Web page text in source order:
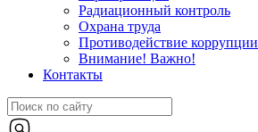
Радиационный контроль
Охрана труда
Противодействие коррупции
Внимание! Важно!
Контакты